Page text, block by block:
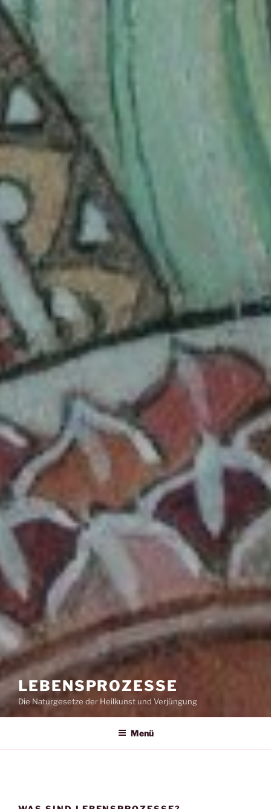
LEBENSPROZESSE
Die Naturgesetze der Heilkunst und Verjüngung
Menü